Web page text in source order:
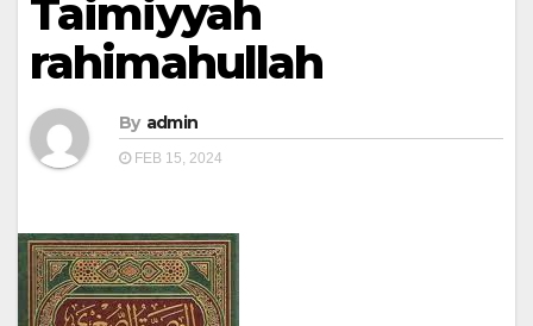
Taimiyyah
rahimahullah
By admin
FEB 15, 2024